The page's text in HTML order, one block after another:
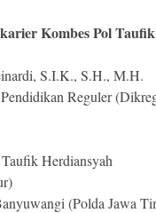
Kombes Pol
S.I.K., S.H., M.H.
Reguler
Herdiansyah
(Polda Jawa